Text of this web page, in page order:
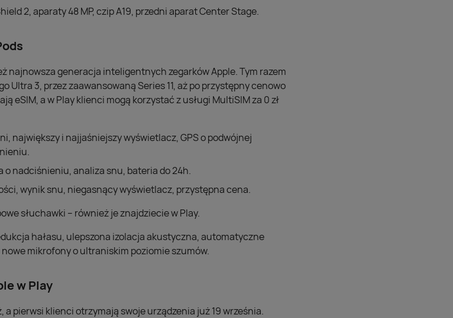
2, aparaty 48 MP, czip A19, przedni aparat Center Stage.
najnowsza generacja inteligentnych zegarków Apple. Tym razem
Ultra 3, przez zaawansowaną Series 11, aż po przystępny cenowo
eSIM, a w Play klienci mogą korzystać z usługi MultiSIM za 0 zł
największy i najjaśniejszy wyświetlacz, GPS o podwójnej
o nadciśnieniu, analiza snu, bateria do 24h.
wynik snu, niegasnący wyświetlacz, przystępna cena.
słuchawki – również je znajdziecie w Play.
hałasu, ulepszona izolacja akustyczna, automatyczne
mikrofony o ultraniskim poziomie szumów.
w Play
a pierwsi klienci otrzymają swoje urządzenia już 19 września.